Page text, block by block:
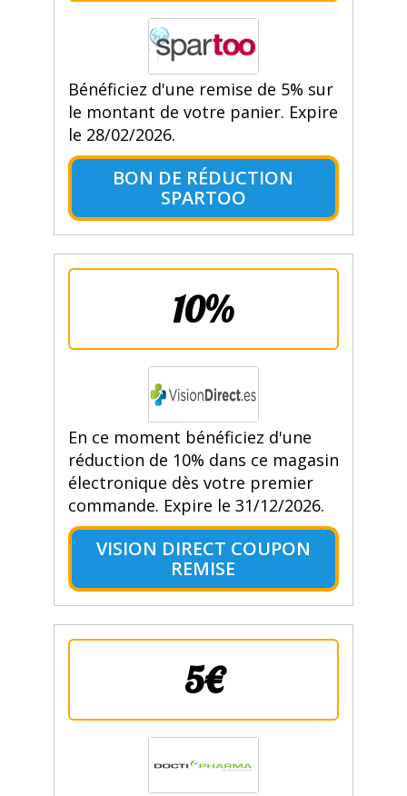
Bénéficiez d'une remise de 5% sur
le montant de votre panier. Expire
le 28/02/2026.
BON DE RÉDUCTION
SPARTOO
10%
En ce moment bénéficiez d'une
réduction de 10% dans ce magasin
électronique dès votre premier
commande. Expire le 31/12/2026.
VISION DIRECT COUPON
REMISE
5€